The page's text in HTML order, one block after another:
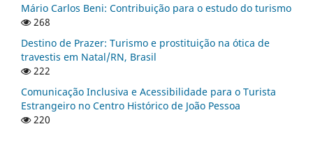
Mário Carlos Beni: Contribuição para o estudo do turismo
268
Destino de Prazer: Turismo e prostituição na ótica de
travestis em Natal/RN, Brasil
222
Comunicação Inclusiva e Acessibilidade para o Turista
Estrangeiro no Centro Histórico de João Pessoa
220